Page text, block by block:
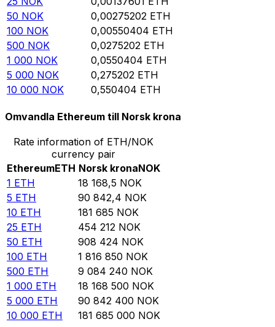
50 NOK 0,00275202 ETH
100 NOK 0,00550404 ETH
500 NOK 0,0275202 ETH
1 000 NOK 0,0550404 ETH
5 000 NOK 0,275202 ETH
10 000 NOK 0,550404 ETH
Omvandla Ethereum till Norsk krona
Rate information of ETH/NOK
currency pair
EthereumETH Norsk kronaNOK
1 ETH 18 168,5 NOK
5 ETH 90 842,4 NOK
10 ETH 181 685 NOK
25 ETH 454 212 NOK
50 ETH 908 424 NOK
100 ETH 1 816 850 NOK
500 ETH 9 084 240 NOK
1 000 ETH 18 168 500 NOK
5 000 ETH 90 842 400 NOK
10 000 ETH 181 685 000 NOK